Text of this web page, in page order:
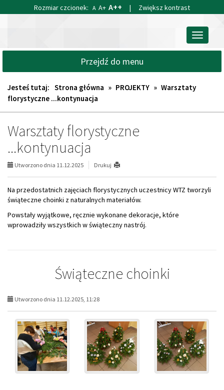
do
do
Rozmiar czcionek: A A+ A++ | Zwiększ kontrast
Rzecz
Niepełnosprawnych
Starszych
Przełącz
Przejdź do menu
Jesteś tutaj: Strona główna » PROJEKTY » Warsztaty
florystyczne ...kontynuacja
Warsztaty florystyczne
...kontynuacja
Utworzono dnia 11.12.2025 Drukuj
Na przedostatnich zajęciach florystycznych uczestnicy WTZ tworzyli
świąteczne choinki z naturalnych materiałów.
Powstały wyjątkowe, ręcznie wykonane dekoracje, które
wprowadziły wszystkich w świąteczny nastrój.
Świąteczne choinki
Utworzono dnia 11.12.2025, 11:28